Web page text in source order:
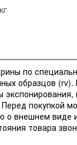
по
образцов
покупкой
о внешнем виде
товара